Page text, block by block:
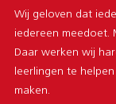
Wij geloven dat
iedereen meedoet.
Daar werken wij
leerlingen te
maken.